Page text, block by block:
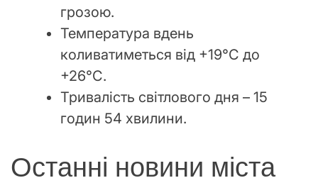
грозою.
Температура вдень
коливатиметься від +19°C до
+26°C.
Тривалість світлового дня – 15
годин 54 хвилини.
Останні новини міста